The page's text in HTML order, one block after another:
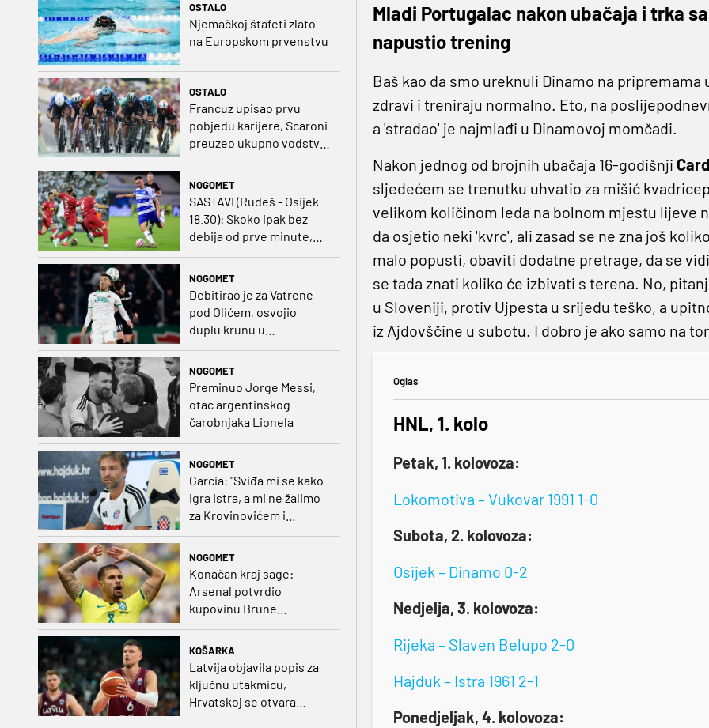
OSTALO
Njemačkoj štafeti zlato
na Europskom prvenstvu
OSTALO
Francuz upisao prvu
pobjedu karijere, Scaroni
preuzeo ukupno vodstvo
u Poljskoj
NOGOMET
SASTAVI (Rudeš - Osijek
18.30): Skoko ipak bez
debija od prve minute,
gosti promijenili
prvo kolo
NOGOMET
Debitirao je za Vatrene
pod Olićem, osvojio
duplu krunu u
NOGOMET
Preminuo Jorge Messi,
otac argentinskog
čarobnjaka Lionela
NOGOMET
Garcia: "Sviđa mi se kako
igra Istra, a mi ne žalimo
za Krovinovićem i
Guillamonom. Selahi?
NOGOMET
Konačan kraj sage:
Arsenal potvrdio
kupovinu Brune
KOŠARKA
Latvija objavila popis za
ključnu utakmicu,
Hrvatskoj se otvara
Mladi Portugalac nakon ubačaja i trka
napustio trening
Baš kao da smo ureknuli Dinamo na
zdravi i treniraju normalno. Eto, na
a 'stradao' je najmlađi u Dinamovoj momčadi.
Nakon jednog od brojnih ubačaja 16-godišnji
sljedećem se trenutku uhvatio za mišić
velikom količinom leda na bolnom mjestu lijeve
da osjetio neki 'kvrc', ali zasad se ne zna još
malo popusti, obaviti dodatne pretrage, da se
se tada znati koliko će izbivati s terena. No,
u Sloveniji, protiv Ujpesta u srijedu teško, a
iz Ajdovščine u subotu. I dobro je ako samo na
Oglas
HNL, 1. kolo
Petak, 1. kolovoza:
Lokomotiva – Vukovar 1991 1-0
Subota, 2. kolovoza:
Osijek – Dinamo 0-2
Nedjelja, 3. kolovoza:
Rijeka – Slaven Belupo 2-0
Hajduk – Istra 1961 2-1
Ponedjeljak, 4. kolovoza: